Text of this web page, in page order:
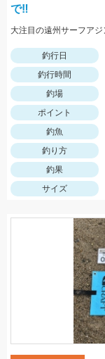
で‼
釣行日
釣行時間
釣場
ポイント
釣魚
釣り方
釣果
サイズ